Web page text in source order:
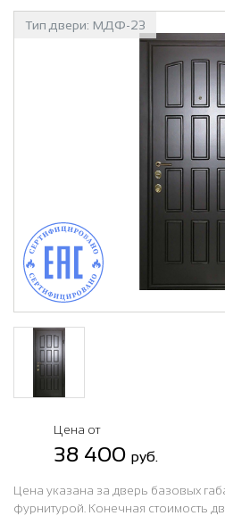
Тип двери: МДФ-23
Цена от
38 400 руб.
Цена указана за дверь базовых
фурнитурой. Конечная стоимость